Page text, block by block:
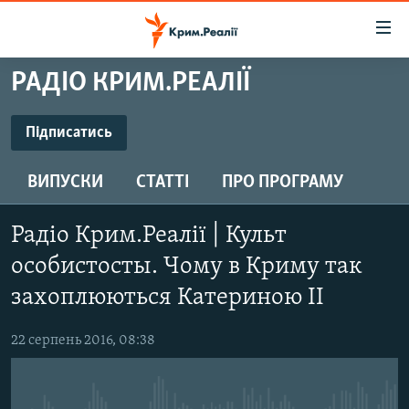
Перейти
до
основного
матеріалу
основної
навігації
Перейти
до
пошуку
НОВИНИ
ВОДА.КРИМ
БЛОГИ
ПОГЛЯД
ІНТЕРВ'Ю
СПЕЦПРОЕКТИ
РАДІО КРИМ.РЕАЛІЇ
Підписатись
Підписатись
ВИПУСКИ СТАТТІ ПРО ПРОГРАМУ
Радіо Крим.Реалії | Культ
особистосты. Чому в Криму так
захоплюються Катериною II
22 серпень 2016, 08:38